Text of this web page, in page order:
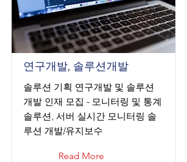
연구개발, 솔루션개발
솔루션 기획 연구개발 및 솔루션
개발 인재 모집 - 모니터링 및 통계
솔루션, 서버 실시간 모니터링 솔
루션 개발/유지보수
Read More